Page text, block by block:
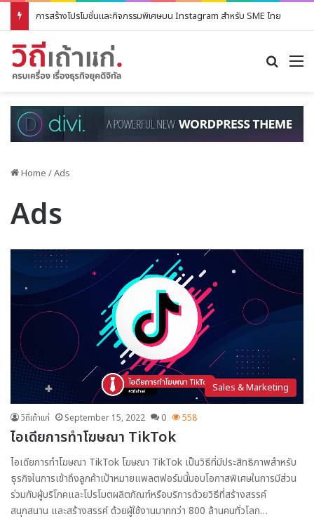
การสร้างโปรโมชั่นและกิจกรรมพิเศษบน Instagram สำหรับ SME ไทย
Home /Ads
Ads
Sales & Marketing
วิถีเถ้าแก่ September 15, 2022 0 558
ไอเดียการทำโฆษณา TikTok
ไอเดียการทำโฆษณา TikTok โฆษณา TikTok เป็นวิธีที่มีประสิทธิภาพสำหรับ
ธุรกิจในการเข้าถึงลูกค้าเป้าหมายแพลตฟอร์มนี้มอบโอกาสพิเศษในการมีส่วน
ร่วมกับผู้บริโภคและโปรโมตผลิตภัณฑ์หรือบริการด้วยวิธีที่สร้างสรรค์
สนุกสนาน และสร้างสรรค์ ด้วยผู้ใช้งานมากกว่า 800 ล้านคนทั่วโลก…